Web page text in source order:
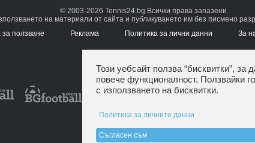
© 2003-2026 Tennis24.bg Всички права запазени.
на материали от сайта и публикуването им без писмено
ползване
Реклама Политика за лични данни За
Този уебсайт ползва “бисквитки”, за
повече функционалност. Ползвайки
с използването на бисквитки.
Политика за личните данни
Съгласен съм